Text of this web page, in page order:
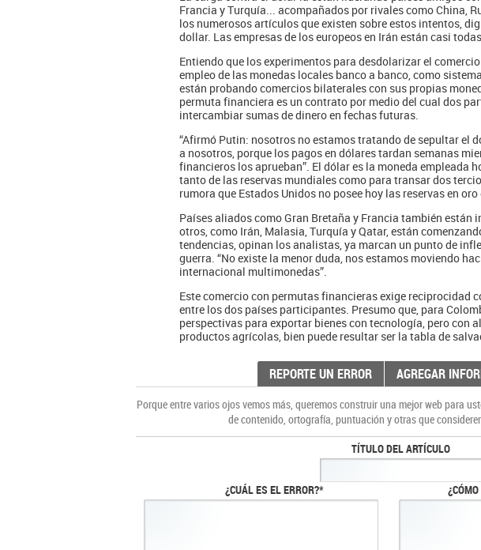
Francia y Turquía... acompañados por rivales como China,
los numerosos artículos que existen sobre estos intentos,
dollar. Las empresas de los europeos en Irán están casi
Entiendo que los experimentos para desdolarizar el
empleo de las monedas locales banco a banco, como
están probando comercios bilaterales con sus propias
permuta financiera es un contrato por medio del cual dos
intercambiar sumas de dinero en fechas futuras.
“Afirmó Putin: nosotros no estamos tratando de sepultar el
a nosotros, porque los pagos en dólares tardan semanas
financieros los aprueban”. El dólar es la moneda empleada
tanto de las reservas mundiales como para transar dos
rumora que Estados Unidos no posee hoy las reservas en oro
Países aliados como Gran Bretaña y Francia también están
otros, como Irán, Malasia, Turquía y Qatar, están
tendencias, opinan los analistas, ya marcan un punto de
guerra. “No existe la menor duda, nos estamos moviendo
internacional multimonedas”.
Este comercio con permutas financieras exige reciprocidad
entre los dos países participantes. Presumo que, para
perspectivas para exportar bienes con tecnología, pero con
productos agrícolas, bien puede resultar ser la tabla de
REPORTE UN ERROR AGREGAR
Porque entre varios ojos vemos más, queremos construir una mejor web para
de contenido, ortografía, puntuación y otras que
TÍTULO DEL ARTÍCULO
¿CUÁL ES EL ERROR?*